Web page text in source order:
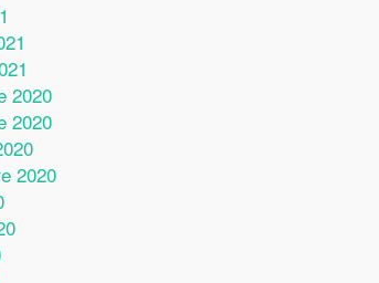
2020
2020
2020